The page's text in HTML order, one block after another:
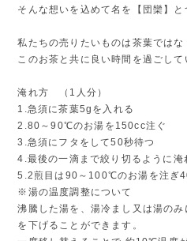
そんな想いを込めて名を【団欒】と
私たちの売りたいものは茶葉ではな
このお茶と共に良い時間を過ごして
淹れ方 （1人分）
1.急須に茶葉5gを入れる
2.80～90℃のお湯を150cc注ぐ
3.急須にフタをして50秒待つ
4.最後の一滴まで絞り切るように淹
5.2煎目は90～100℃のお湯を注ぎ
※湯の温度調整について
沸騰した湯を、湯冷まし又は湯の
を下げることができます。